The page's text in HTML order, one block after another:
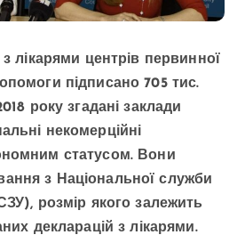
лікарями центрів первинної
підписано 705 тис.
року згадані заклади
некомерційні
статусом. Вони
з Національної служби
розмір якого залежить
декларацій з лікарями.